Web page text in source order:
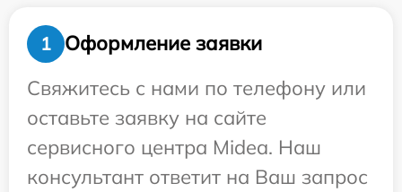
1
Оформление заявки
Свяжитесь с нами по телефону или
оставьте заявку на сайте
сервисного центра Midea. Наш
консультант ответит на Ваш запрос